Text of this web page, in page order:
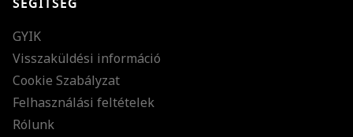
SEGÍTSÉG
GYIK
Visszaküldési információ
Cookie Szabályzat
Felhasználási feltételek
Rólunk